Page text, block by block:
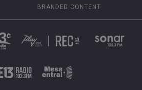
BRANDED CONTENT